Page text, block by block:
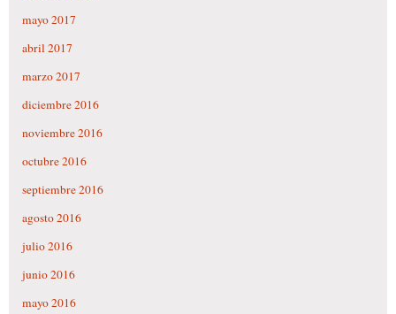
mayo 2017
abril 2017
marzo 2017
diciembre 2016
noviembre 2016
octubre 2016
septiembre 2016
agosto 2016
julio 2016
junio 2016
mayo 2016